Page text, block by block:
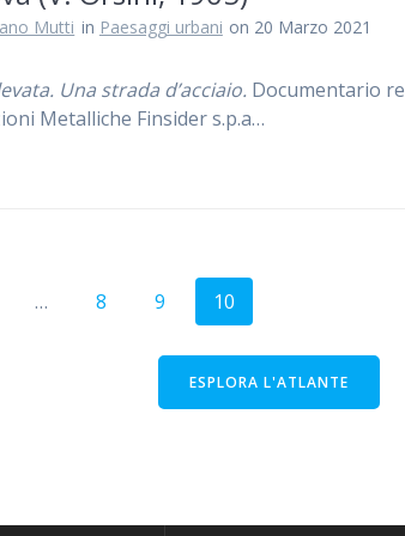
Mutti in Paesaggi urbani on 20 Marzo 2021
Una strada d’acciaio. Documentario
Metalliche Finsider s.p.a…
… Pagina
8 Pagina
9 Pagina
10
ESPLORA L'ATLANTE